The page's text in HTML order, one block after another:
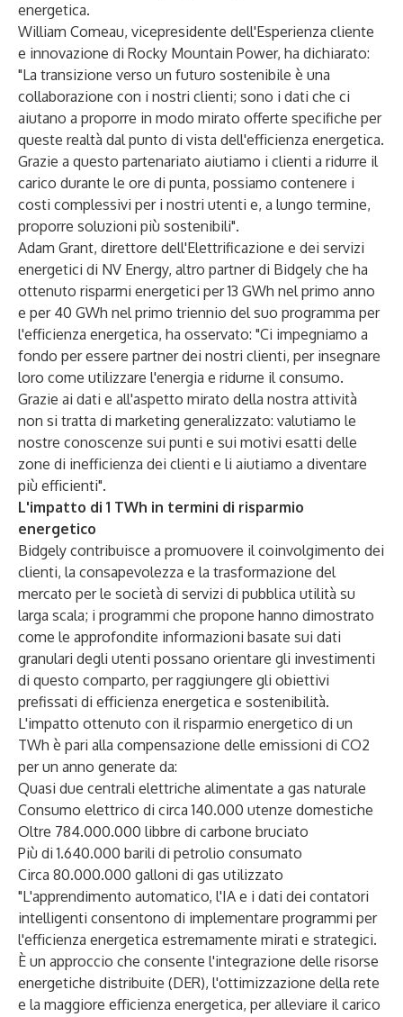
energetica.
William Comeau, vicepresidente dell'Esperienza cliente
e innovazione di Rocky Mountain Power, ha dichiarato:
"La transizione verso un futuro sostenibile è una
collaborazione con i nostri clienti; sono i dati che ci
aiutano a proporre in modo mirato offerte specifiche per
queste realtà dal punto di vista dell'efficienza energetica.
Grazie a questo partenariato aiutiamo i clienti a ridurre il
carico durante le ore di punta, possiamo contenere i
costi complessivi per i nostri utenti e, a lungo termine,
proporre soluzioni più sostenibili".
Adam Grant, direttore dell'Elettrificazione e dei servizi
energetici di NV Energy, altro partner di Bidgely che ha
ottenuto risparmi energetici per 13 GWh nel primo anno
e per 40 GWh nel primo triennio del suo programma per
l'efficienza energetica, ha osservato: "Ci impegniamo a
fondo per essere partner dei nostri clienti, per insegnare
loro come utilizzare l'energia e ridurne il consumo.
Grazie ai dati e all'aspetto mirato della nostra attività
non si tratta di marketing generalizzato: valutiamo le
nostre conoscenze sui punti e sui motivi esatti delle
zone di inefficienza dei clienti e li aiutiamo a diventare
più efficienti".
L'impatto di 1 TWh in termini di risparmio
energetico
Bidgely contribuisce a promuovere il coinvolgimento dei
clienti, la consapevolezza e la trasformazione del
mercato per le società di servizi di pubblica utilità su
larga scala; i programmi che propone hanno dimostrato
come le approfondite informazioni basate sui dati
granulari degli utenti possano orientare gli investimenti
di questo comparto, per raggiungere gli obiettivi
prefissati di efficienza energetica e sostenibilità.
L'impatto ottenuto con il risparmio energetico di un
TWh è pari alla compensazione delle emissioni di CO2
per un anno generate da:
Quasi due centrali elettriche alimentate a gas naturale
Consumo elettrico di circa 140.000 utenze domestiche
Oltre 784.000.000 libbre di carbone bruciato
Più di 1.640.000 barili di petrolio consumato
Circa 80.000.000 galloni di gas utilizzato
"L'apprendimento automatico, l'IA e i dati dei contatori
intelligenti consentono di implementare programmi per
l'efficienza energetica estremamente mirati e strategici.
È un approccio che consente l'integrazione delle risorse
energetiche distribuite (DER), l'ottimizzazione della rete
e la maggiore efficienza energetica, per alleviare il carico